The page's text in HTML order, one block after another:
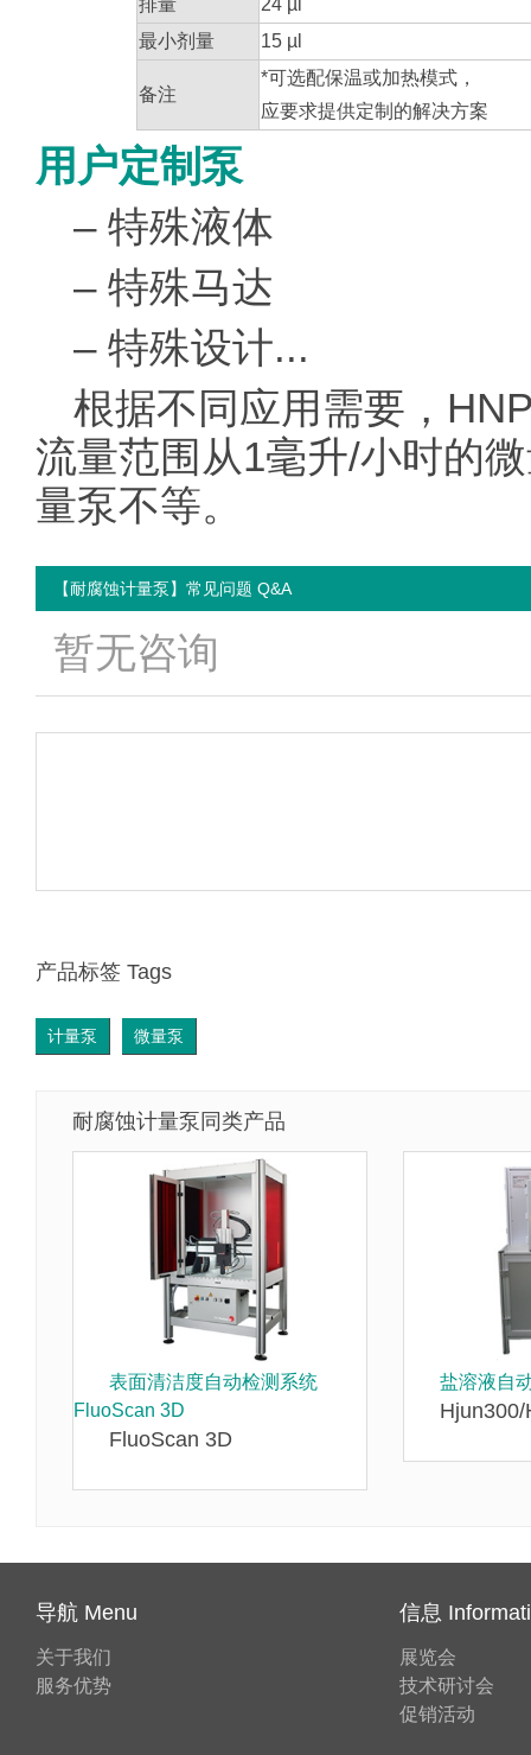
排量
24 µl
最小剂量
15 µl
备注
*可选配保温或加热模式，
应要求提供定制的解决方案
用户定制泵
– 特殊液体
– 特殊马达
– 特殊设计...
根据不同应用需要，
流量范围从1毫升/小时的
量泵不等。
【耐腐蚀计量泵】常见问题 Q&A
暂无咨询
产品标签 Tags
计量泵 微量泵
耐腐蚀计量泵同类产品
表面清洁度自动检测系统
FluoScan 3D
FluoScan 3D
盐溶液自
Hjun300/
导航 Menu
关于我们
服务优势
信息
展览会
技术研讨会
促销活动